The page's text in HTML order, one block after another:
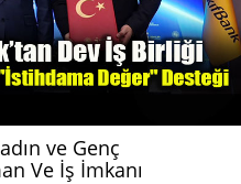
ve Genç
Ve İş İmkanı